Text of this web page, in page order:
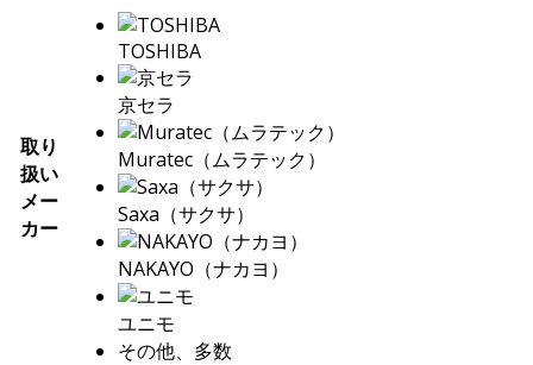
取り
扱い
メー
カー
TOSHIBA
京セラ
Muratec（ムラテック）
Saxa（サクサ）
NAKAYO（ナカヨ）
ユニモ
その他、多数